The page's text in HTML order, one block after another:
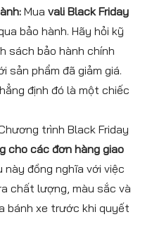
Mua vali Black Friday
bảo hành. Hãy hỏi kỹ
sách bảo hành chính
sản phẩm đã giảm giá.
định đó là một chiếc
trình Black Friday
cho các đơn hàng giao
này đồng nghĩa với việc
chất lượng, màu sắc và
bánh xe trước khi quyết